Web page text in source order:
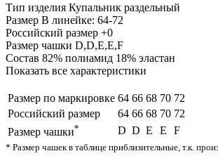
Тип изделия Купальник раздельный
Размер В линейке: 64-72
Российский размер +0
Размер чашки D,D,E,E,F
Состав 82% полиамид 18% эластан
Показать все характеристики
Размер по маркировке 64 66 68 70 72
Российский размер
64 66 68 70 72
Размер чашки* D D E E F
* Размер чашек в таблице приблизительные, т.к.